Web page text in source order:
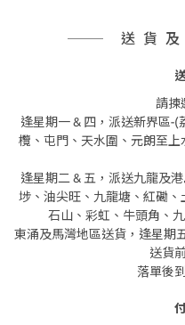
送貨
請揀
逢星期一 & 四，派送新界區-
欖、屯門、天水圍、元朗至
逢星期二 & 五，派送九龍及
埗、油尖旺、九龍塘、紅磡
石山、彩虹、牛頭角、
東涌及馬灣地區送貨，逢星期
送貨
落單後